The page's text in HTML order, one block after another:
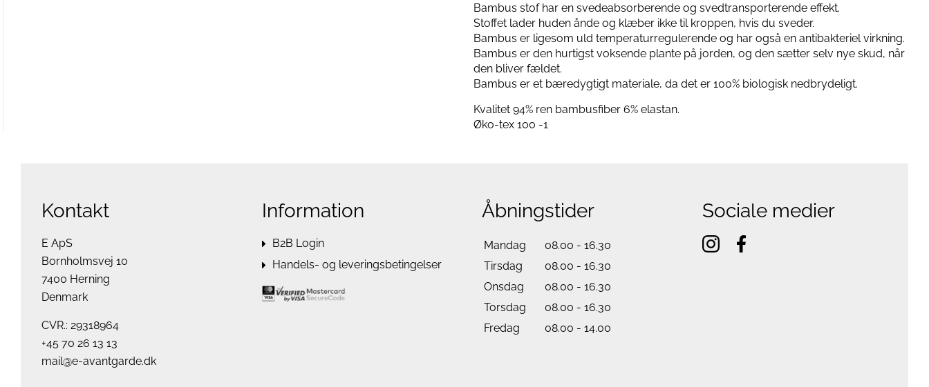
Bambus stof har en svedeabsorberende og svedtransporterende effekt.
Stoffet lader huden ånde og klæber ikke til kroppen, hvis du sveder.
Bambus er ligesom uld temperaturregulerende og har også en antibakteriel virkning.
Bambus er den hurtigst voksende plante på jorden, og den sætter selv nye skud, når
den bliver fældet.
Bambus er et bæredygtigt materiale, da det er 100% biologisk nedbrydeligt.
Kvalitet 94% ren bambusfiber 6% elastan.
Øko-tex 100 -1
Kontakt
E ApS
Bornholmsvej 10
7400 Herning
Denmark
CVR.: 29318964
+45 70 26 13 13
mail@e-avantgarde.dk
Information
B2B Login
Handels- og leveringsbetingelser
Åbningstider
Mandag
08.00 - 16.30
Tirsdag
08.00 - 16.30
Onsdag
08.00 - 16.30
Torsdag
08.00 - 16.30
Fredag
08.00 - 14.00
Sociale medier
instagramfacebook